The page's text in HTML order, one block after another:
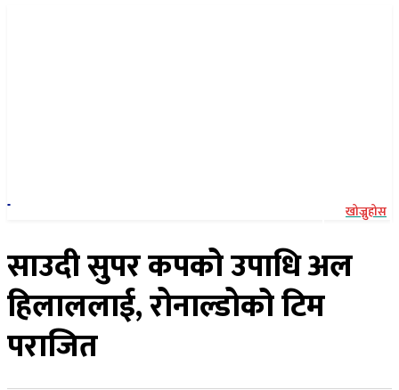
खोज्नुहोस
साउदी सुपर कपको उपाधि अल
हिलाललाई, राेनाल्डाेको टिम
पराजित